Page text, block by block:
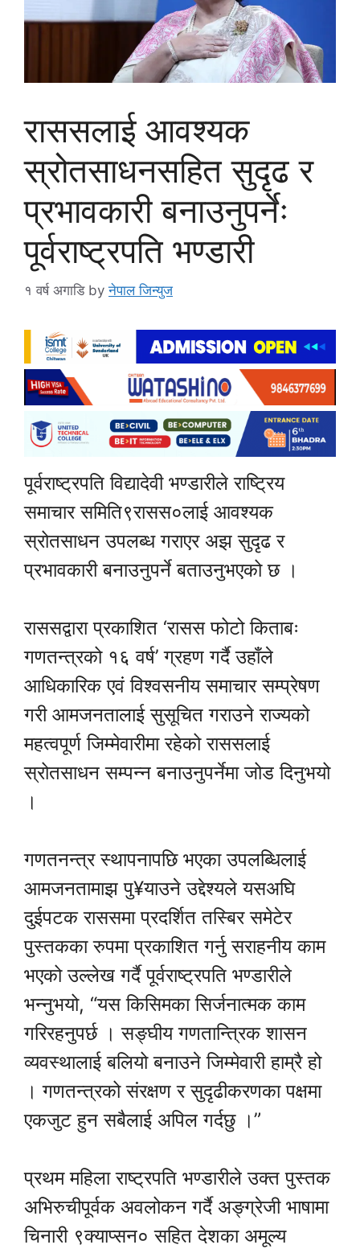
राससलाई आवश्यक
स्रोतसाधनसहित सुदृढ र
प्रभावकारी बनाउनुपर्नेः
पूर्वराष्ट्रपति भण्डारी
१ वर्ष अगाडि byनेपाल जिन्युज
पूर्वराष्ट्रपति विद्यादेवी भण्डारीले राष्ट्रिय
समाचार समिति९रासस०लाई आवश्यक
स्रोतसाधन उपलब्ध गराएर अझ सुदृढ र
प्रभावकारी बनाउनुपर्ने बताउनुभएको छ ।
राससद्वारा प्रकाशित ‘रासस फोटो किताबः
गणतन्त्रको १६ वर्ष’ ग्रहण गर्दै उहाँले
आधिकारिक एवं विश्वसनीय समाचार सम्प्रेषण
गरी आमजनतालाई सुसूचित गराउने राज्यको
महत्वपूर्ण जिम्मेवारीमा रहेको राससलाई
स्रोतसाधन सम्पन्न बनाउनुपर्नेमा जोड दिनुभयो
।
गणतनन्त्र स्थापनापछि भएका उपलब्धिलाई
आमजनतामाझ पु¥याउने उद्देश्यले यसअघि
दुईपटक राससमा प्रदर्शित तस्बिर समेटेर
पुस्तकका रुपमा प्रकाशित गर्नु सराहनीय काम
भएको उल्लेख गर्दै पूर्वराष्ट्रपति भण्डारीले
भन्नुभयो, “यस किसिमका सिर्जनात्मक काम
गरिरहनुपर्छ । सङ्घीय गणतान्त्रिक शासन
व्यवस्थालाई बलियो बनाउने जिम्मेवारी हाम्रै हो
। गणतन्त्रको संरक्षण र सुदृढीकरणका पक्षमा
एकजुट हुन सबैलाई अपिल गर्दछु ।”
प्रथम महिला राष्ट्रपति भण्डारीले उक्त पुस्तक
अभिरुचीपूर्वक अवलोकन गर्दै अङ्ग्रेजी भाषामा
चिनारी ९क्याप्सन० सहित देशका अमूल्य